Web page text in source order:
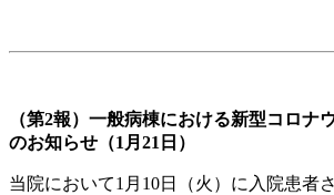
（第2報）一般病棟における新型コロナ
のお知らせ（1月21日）
当院において1月10日（火）に入院患者